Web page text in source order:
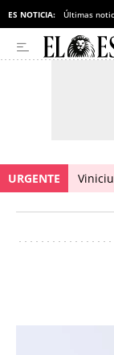
ES NOTICIA: Últimas
URGENTE